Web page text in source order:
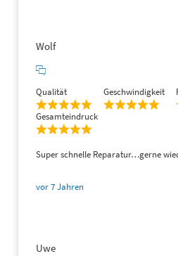
Wolf
Qualität Geschwindigkeit
Gesamteindruck
Super schnelle Reparatur…gerne
vor 7 Jahren
Uwe